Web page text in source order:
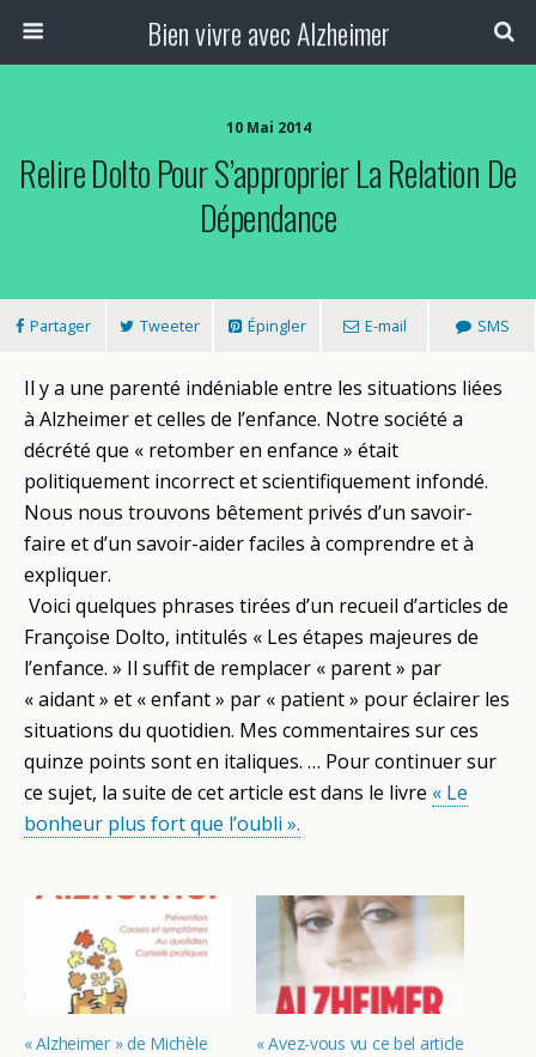
Bien vivre avec Alzheimer
10 Mai 2014
Relire Dolto Pour S’approprier La Relation De
Dépendance
Partager Tweeter Épingler E-mail SMS
Il y a une parenté indéniable entre les situations liées
à Alzheimer et celles de l’enfance. Notre société a
décrété que « retomber en enfance » était
politiquement incorrect et scientifiquement infondé.
Nous nous trouvons bêtement privés d’un savoir-
faire et d’un savoir-aider faciles à comprendre et à
expliquer.
Voici quelques phrases tirées d’un recueil d’articles de
Françoise Dolto, intitulés « Les étapes majeures de
l’enfance. » Il suffit de remplacer « parent » par
« aidant » et « enfant » par « patient » pour éclairer les
situations du quotidien. Mes commentaires sur ces
quinze points sont en italiques. … Pour continuer sur
ce sujet, la suite de cet article est dans le livre « Le
bonheur plus fort que l’oubli ».
« Alzheimer » de Michèle
« Avez-vous vu ce bel article